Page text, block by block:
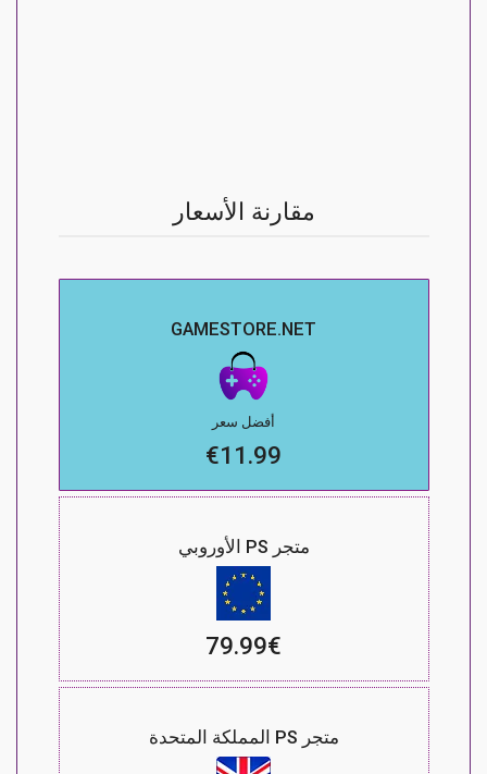
مقارنة الأسعار
GAMESTORE.NET
أفضل سعر
€11.99
متجر PS الأوروبي
79.99€
متجر PS المملكة المتحدة